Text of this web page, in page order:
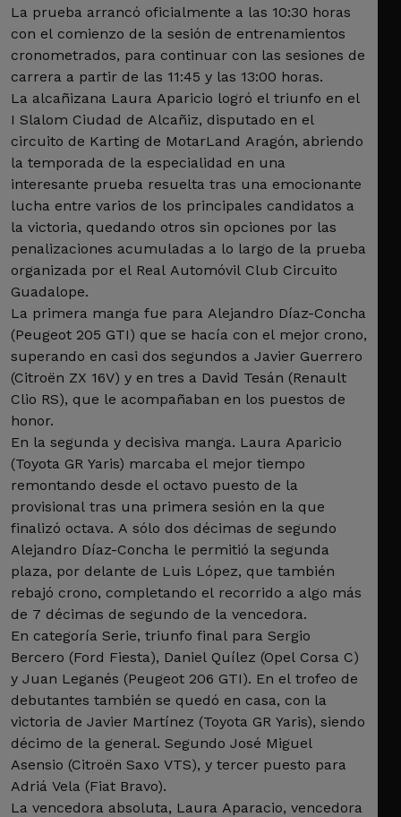
La prueba arrancó oficialmente a las 10:30 horas
con el comienzo de la sesión de entrenamientos
cronometrados, para continuar con las sesiones de
carrera a partir de las 11:45 y las 13:00 horas.
La alcañizana Laura Aparicio logró el triunfo en el
I Slalom Ciudad de Alcañiz, disputado en el
circuito de Karting de MotarLand Aragón, abriendo
la temporada de la especialidad en una
interesante prueba resuelta tras una emocionante
lucha entre varios de los principales candidatos a
la victoria, quedando otros sin opciones por las
penalizaciones acumuladas a lo largo de la prueba
organizada por el Real Automóvil Club Circuito
Guadalope.
La primera manga fue para Alejandro Díaz-Concha
(Peugeot 205 GTI) que se hacía con el mejor crono,
superando en casi dos segundos a Javier Guerrero
(Citroën ZX 16V) y en tres a David Tesán (Renault
Clio RS), que le acompañaban en los puestos de
honor.
En la segunda y decisiva manga. Laura Aparicio
(Toyota GR Yaris) marcaba el mejor tiempo
remontando desde el octavo puesto de la
provisional tras una primera sesión en la que
finalizó octava. A sólo dos décimas de segundo
Alejandro Díaz-Concha le permitió la segunda
plaza, por delante de Luis López, que también
rebajó crono, completando el recorrido a algo más
de 7 décimas de segundo de la vencedora.
En categoría Serie, triunfo final para Sergio
Bercero (Ford Fiesta), Daniel Quílez (Opel Corsa C)
y Juan Leganés (Peugeot 206 GTI). En el trofeo de
debutantes también se quedó en casa, con la
victoria de Javier Martínez (Toyota GR Yaris), siendo
décimo de la general. Segundo José Miguel
Asensio (Citroën Saxo VTS), y tercer puesto para
Adriá Vela (Fiat Bravo).
La vencedora absoluta, Laura Aparacio, vencedora